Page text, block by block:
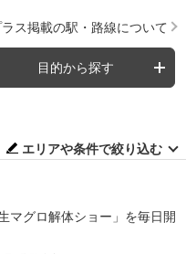
ス掲載の駅・路線について
目的から探す
エリアや条件で絞り込む
マグロ解体ショー」を毎日開